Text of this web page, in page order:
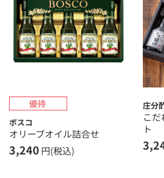
ボスコ
オリーブオイル詰合せ
3,240 円(税込)
庄分
こ
ト